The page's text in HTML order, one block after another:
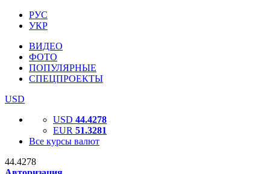
РУС
УКР
ВИДЕО
ФОТО
ПОПУЛЯРНЫЕ
СПЕЦПРОЕКТЫ
USD
USD 44.4278
EUR 51.3281
Все курсы валют
44.4278